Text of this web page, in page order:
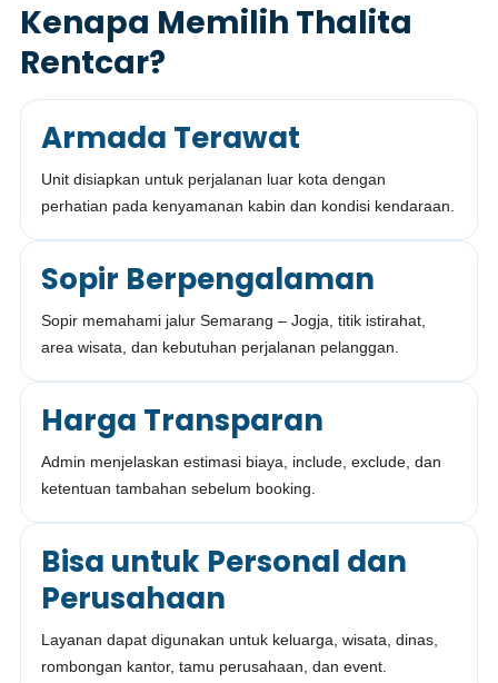
Kenapa Memilih Thalita
Rentcar?
Armada Terawat
Unit disiapkan untuk perjalanan luar kota dengan
perhatian pada kenyamanan kabin dan kondisi kendaraan.
Sopir Berpengalaman
Sopir memahami jalur Semarang – Jogja, titik istirahat,
area wisata, dan kebutuhan perjalanan pelanggan.
Harga Transparan
Admin menjelaskan estimasi biaya, include, exclude, dan
ketentuan tambahan sebelum booking.
Bisa untuk Personal dan
Perusahaan
Layanan dapat digunakan untuk keluarga, wisata, dinas,
rombongan kantor, tamu perusahaan, dan event.